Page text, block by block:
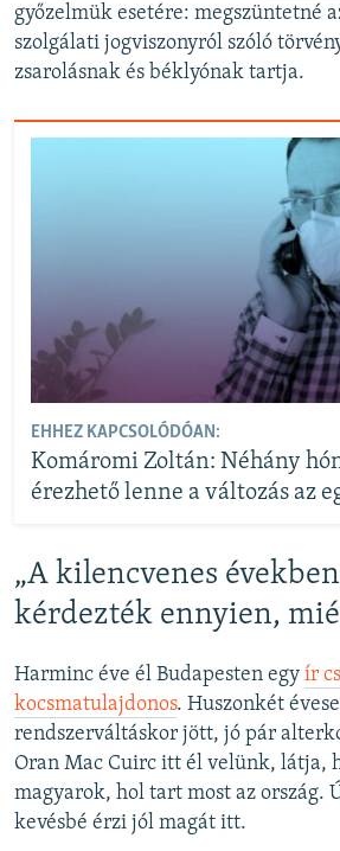
győzelmük esetére: megszüntetné
szolgálati jogviszonyról szóló
zsarolásnak és béklyónak tartja.
EHHEZ KAPCSOLÓDÓAN:
Komáromi Zoltán: Néhány
érezhető lenne a változás az
„A kilencvenes
kérdezték ennyien,
Harminc éve él Budapesten egy ír
kocsmatulajdonos. Huszonkét
rendszerváltáskor jött, jó pár
Oran Mac Cuirc itt él velünk, látja,
magyarok, hol tart most az ország.
kevésbé érzi jól magát itt.